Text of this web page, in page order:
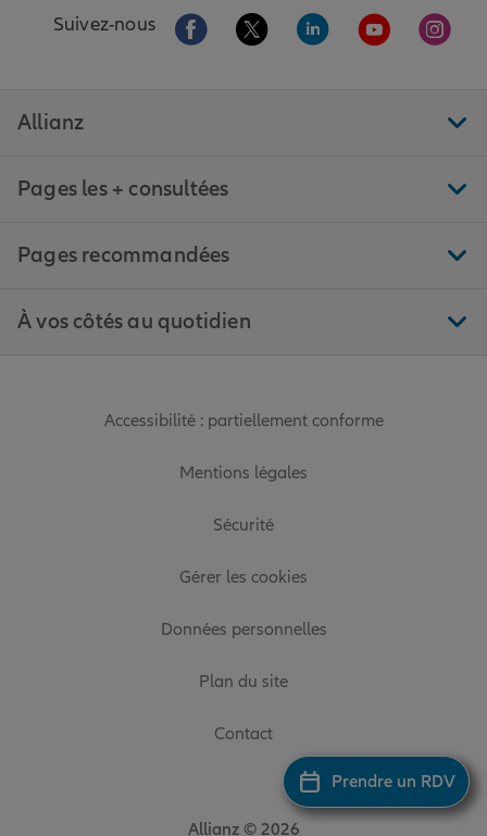
Prendre un RDV
Suivez-nous Aller sur la page Facebook de Allianz
Aller sur la page Twitter de
Aller sur la page
Aller sur la
Aller
Allianz
Pages les + consultées
Pages recommandées
À vos côtés au quotidien
Accessibilité : partiellement conforme
Mentions légales
Sécurité
Gérer les cookies
Données personnelles
Plan du site
Contact
Allianz © 2026